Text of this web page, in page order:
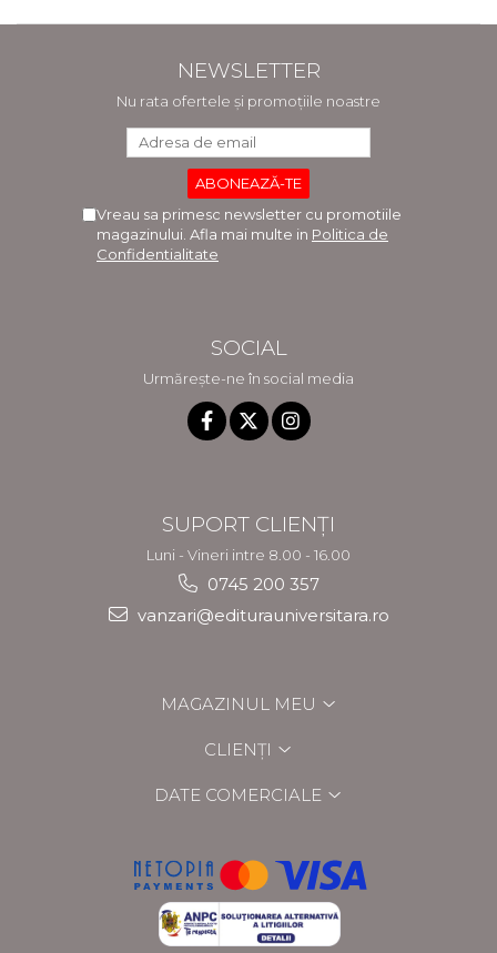
NEWSLETTER
Nu rata ofertele și promoțiile noastre
Vreau sa primesc newsletter cu promotiile
magazinului. Afla mai multe in Politica de
Confidentialitate
SOCIAL
Urmărește-ne în social media
SUPORT CLIENȚI
Luni - Vineri intre 8.00 - 16.00
0745 200 357
vanzari@editurauniversitara.ro
MAGAZINUL MEU
CLIENȚI
DATE COMERCIALE